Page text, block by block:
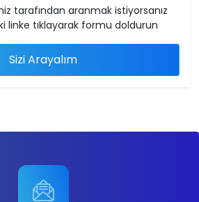
tarafından aranmak istiyorsanız
linke tıklayarak formu doldurun
Sizi Arayalım